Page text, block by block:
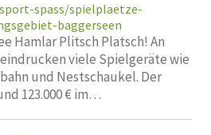
spass/spielplaetze-
baggerseen
Hamlar Plitsch Platsch! An
viele Spielgeräte wie
und Nestschaukel. Der
123.000 € im…